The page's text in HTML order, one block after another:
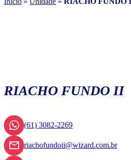
RIACHO FUNDO II
(61) 3082-2269
riachofundoii@wizard.com.br